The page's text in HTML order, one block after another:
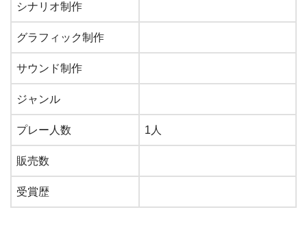
シナリオ制作
グラフィック制作
サウンド制作
ジャンル
プレー人数 1人
販売数
受賞歴